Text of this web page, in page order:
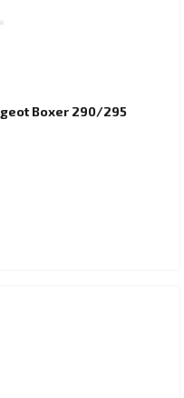
Boxer 290/295